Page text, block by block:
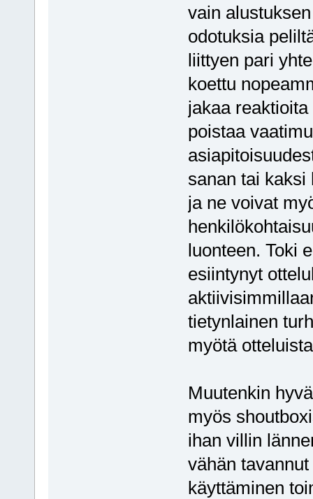
vain
odotuksia
liittyen pari
koettu
jakaa
poistaa
sanan tai kaksi
ja ne voivat
luonteen. Toki
esiintynyt
tietynlainen
myötä
Muutenkin
myös
ihan villin
vähän
käyttäminen